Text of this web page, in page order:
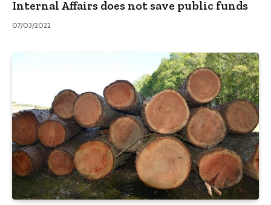
Internal Affairs does not save public funds
07/03/2022